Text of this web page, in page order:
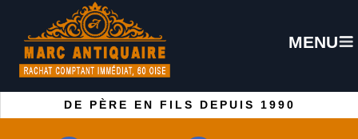
MENU
DE PÈRE EN FILS DEPUIS 1990